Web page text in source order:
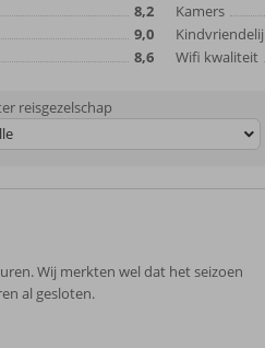
8,2
9,0
8,6
Kamers
Wifi kwaliteit
reisgezelschap
Wij merkten wel dat het seizoen
al gesloten.